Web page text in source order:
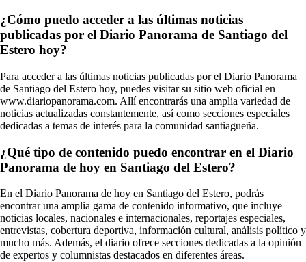
¿Cómo puedo acceder a las últimas noticias
publicadas por el Diario Panorama de Santiago del
Estero hoy?
Para acceder a las últimas noticias publicadas por el Diario Panorama
de Santiago del Estero hoy, puedes visitar su sitio web oficial en
www.diariopanorama.com. Allí encontrarás una amplia variedad de
noticias actualizadas constantemente, así como secciones especiales
dedicadas a temas de interés para la comunidad santiagueña.
¿Qué tipo de contenido puedo encontrar en el Diario
Panorama de hoy en Santiago del Estero?
En el Diario Panorama de hoy en Santiago del Estero, podrás
encontrar una amplia gama de contenido informativo, que incluye
noticias locales, nacionales e internacionales, reportajes especiales,
entrevistas, cobertura deportiva, información cultural, análisis político y
mucho más. Además, el diario ofrece secciones dedicadas a la opinión
de expertos y columnistas destacados en diferentes áreas.